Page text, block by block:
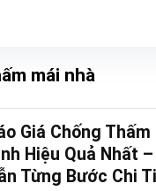
mái nhà
Giá Chống Thấm
Hiệu Quả Nhất
Từng Bước Chi